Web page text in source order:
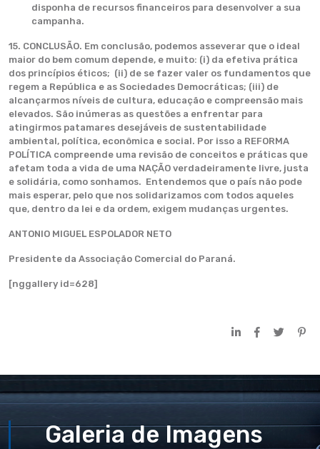
disponha de recursos financeiros para desenvolver a sua
campanha.
15. CONCLUSÃO. Em conclusão, podemos asseverar que o ideal
maior do bem comum depende, e muito: (i) da efetiva prática
dos princípios éticos; (ii) de se fazer valer os fundamentos que
regem a República e as Sociedades Democráticas; (iii) de
alcançarmos níveis de cultura, educação e compreensão mais
elevados. São inúmeras as questões a enfrentar para
atingirmos patamares desejáveis de sustentabilidade
ambiental, política, econômica e social. Por isso a REFORMA
POLÍTICA compreende uma revisão de conceitos e práticas que
afetam toda a vida de uma NAÇÃO verdadeiramente livre, justa
e solidária, como sonhamos. Entendemos que o país não pode
mais esperar, pelo que nos solidarizamos com todos aqueles
que, dentro da lei e da ordem, exigem mudanças urgentes.
ANTONIO MIGUEL ESPOLADOR NETO
Presidente da Associação Comercial do Paraná.
[nggallery id=628]
Galeria de Imagens